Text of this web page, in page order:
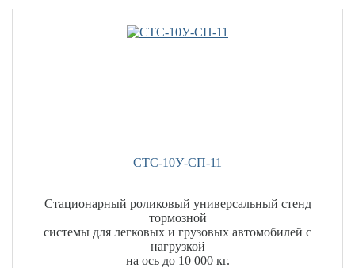
СТС-10У-СП-11
Стационарный роликовый универсальный стенд
тормозной
системы для легковых и грузовых автомобилей с
нагрузкой
на ось до 10 000 кг.